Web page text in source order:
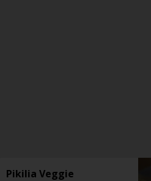
Pikilia Veggie